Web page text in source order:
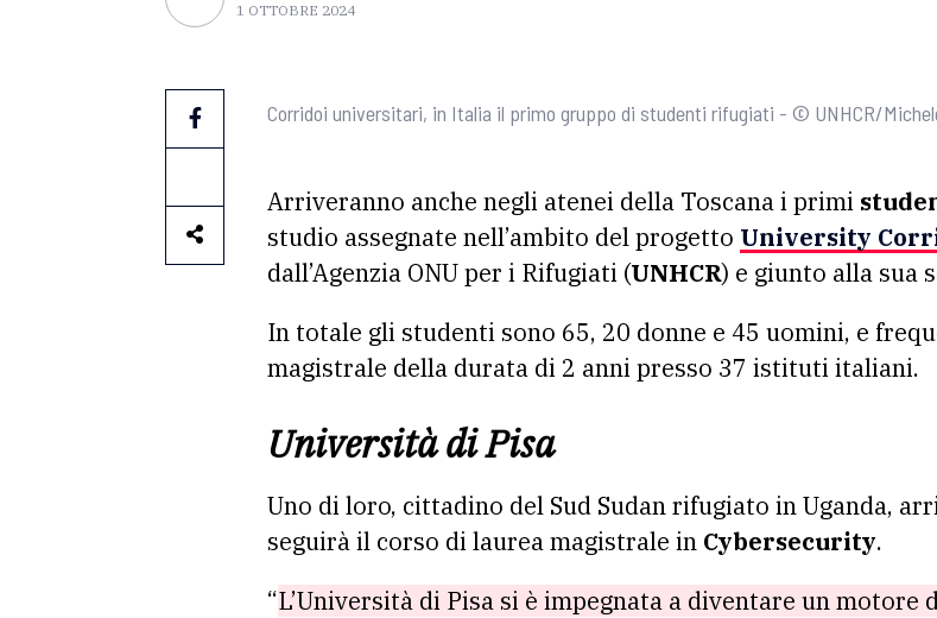
1 OTTOBRE 2024
Corridoi universitari, in Italia il primo gruppo di studenti rifugiati - © UNHCR/
Arriveranno anche negli atenei della Toscana i primi
studio assegnate nell’ambito del progetto University
dall’Agenzia ONU per i Rifugiati (UNHCR) e giunto alla sua
In totale gli studenti sono 65, 20 donne e 45 uomini, e
magistrale della durata di 2 anni presso 37 istituti italiani.
Università di Pisa
Uno di loro, cittadino del Sud Sudan rifugiato in Uganda,
seguirà il corso di laurea magistrale in Cybersecurity.
“L’Università di Pisa si è impegnata a diventare un